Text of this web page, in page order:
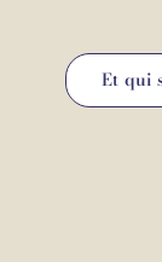
Et qui